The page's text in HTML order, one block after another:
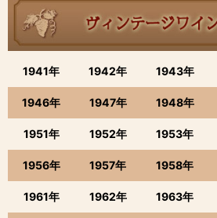
1941年 1942年 1943年
1946年 1947年 1948年
1951年 1952年 1953年
1956年 1957年 1958年
1961年 1962年 1963年